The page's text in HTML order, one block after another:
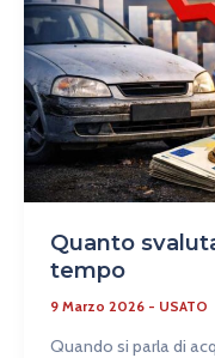
Quanto
tempo
9 Marzo 2026 - USATO
Quando si parla di
tempo